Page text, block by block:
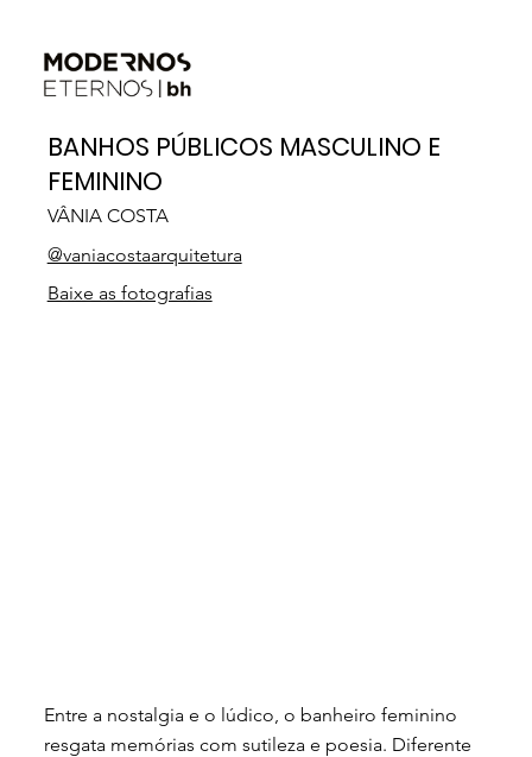
BANHOS PÚBLICOS MASCULINO E
FEMININO
VÂNIA COSTA
@vaniacostaarquitetura
Baixe as fotografias
Entre a nostalgia e o lúdico, o banheiro feminino
resgata memórias com sutileza e poesia. Diferente